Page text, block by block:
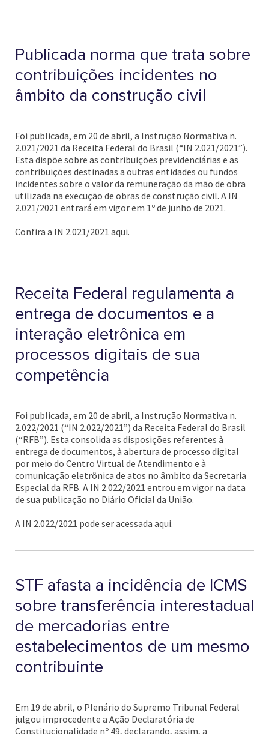
Publicada norma que trata sobre
contribuições incidentes no
âmbito da construção civil
Foi publicada, em 20 de abril, a Instrução Normativa n.
2.021/2021 da Receita Federal do Brasil (“IN 2.021/2021”).
Esta dispõe sobre as contribuições previdenciárias e as
contribuições destinadas a outras entidades ou fundos
incidentes sobre o valor da remuneração da mão de obra
utilizada na execução de obras de construção civil. A IN
2.021/2021 entrará em vigor em 1º de junho de 2021.
Confira a IN 2.021/2021 aqui.
Receita Federal regulamenta a
entrega de documentos e a
interação eletrônica em
processos digitais de sua
competência
Foi publicada, em 20 de abril, a Instrução Normativa n.
2.022/2021 (“IN 2.022/2021”) da Receita Federal do Brasil
(“RFB”). Esta consolida as disposições referentes à
entrega de documentos, à abertura de processo digital
por meio do Centro Virtual de Atendimento e à
comunicação eletrônica de atos no âmbito da Secretaria
Especial da RFB. A IN 2.022/2021 entrou em vigor na data
de sua publicação no Diário Oficial da União.
A IN 2.022/2021 pode ser acessada aqui.
STF afasta a incidência de ICMS
sobre transferência interestadual
de mercadorias entre
estabelecimentos de um mesmo
contribuinte
Em 19 de abril, o Plenário do Supremo Tribunal Federal
julgou improcedente a Ação Declaratória de
Constitucionalidade nº 49, declarando, assim, a